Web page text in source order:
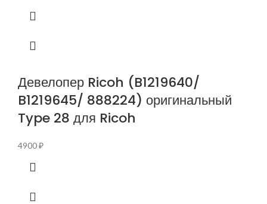
Девелопер Ricoh (B1219640/
B1219645/ 888224) оригинальный
Type 28 для Ricoh
4900₽